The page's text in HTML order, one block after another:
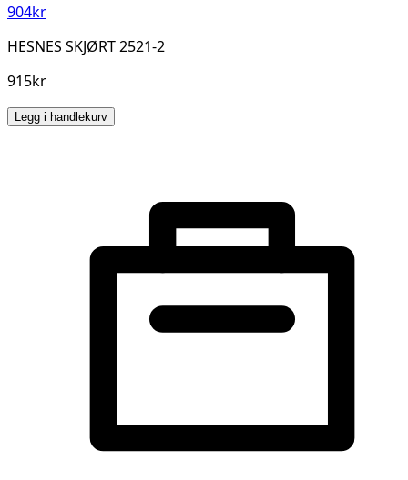
904kr
HESNES SKJØRT 2521-2
915kr
Legg i handlekurv